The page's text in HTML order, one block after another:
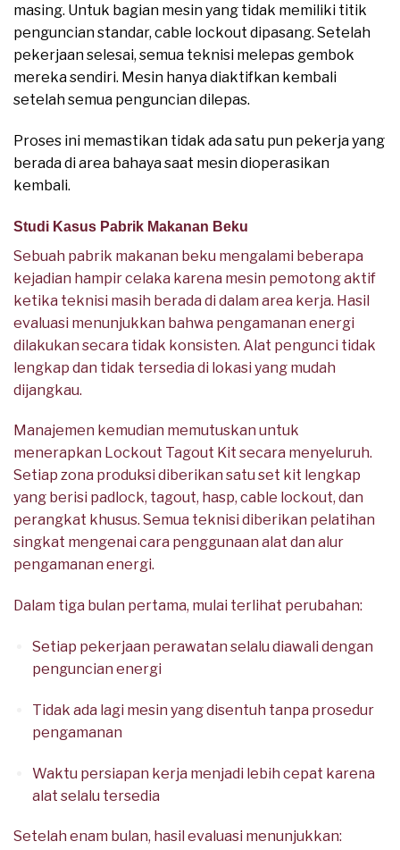
masing. Untuk bagian mesin yang tidak memiliki titik
penguncian standar, cable lockout dipasang. Setelah
pekerjaan selesai, semua teknisi melepas gembok
mereka sendiri. Mesin hanya diaktifkan kembali
setelah semua penguncian dilepas.
Proses ini memastikan tidak ada satu pun pekerja yang
berada di area bahaya saat mesin dioperasikan
kembali.
Studi Kasus Pabrik Makanan Beku
Sebuah pabrik makanan beku mengalami beberapa
kejadian hampir celaka karena mesin pemotong aktif
ketika teknisi masih berada di dalam area kerja. Hasil
evaluasi menunjukkan bahwa pengamanan energi
dilakukan secara tidak konsisten. Alat pengunci tidak
lengkap dan tidak tersedia di lokasi yang mudah
dijangkau.
Manajemen kemudian memutuskan untuk
menerapkan Lockout Tagout Kit secara menyeluruh.
Setiap zona produksi diberikan satu set kit lengkap
yang berisi padlock, tagout, hasp, cable lockout, dan
perangkat khusus. Semua teknisi diberikan pelatihan
singkat mengenai cara penggunaan alat dan alur
pengamanan energi.
Dalam tiga bulan pertama, mulai terlihat perubahan:
Setiap pekerjaan perawatan selalu diawali dengan
penguncian energi
Tidak ada lagi mesin yang disentuh tanpa prosedur
pengamanan
Waktu persiapan kerja menjadi lebih cepat karena
alat selalu tersedia
Setelah enam bulan, hasil evaluasi menunjukkan: